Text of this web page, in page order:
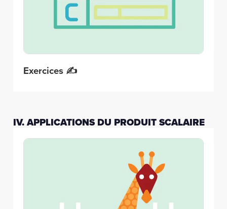
Exercices ✍️
IV. APPLICATIONS DU PRODUIT SCALAIRE